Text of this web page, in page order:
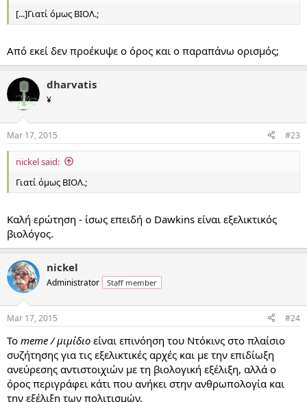
[...]Γιατί όμως ΒΙΟΛ.;
Από εκεί δεν προέκυψε ο όρος και ο παραπάνω ορισμός;
dharvatis
¥
Mar 17, 2015 #23
nickel said:
Γιατί όμως ΒΙΟΛ.;
Καλή ερώτηση - ίσως επειδή ο Dawkins είναι εξελικτικός
βιολόγος.
nickel
Administrator Staff member
Mar 17, 2015 #24
Το meme / μιμίδιο είναι επινόηση του Ντόκινς στο πλαίσιο
συζήτησης για τις εξελικτικές αρχές και με την επιδίωξη
ανεύρεσης αντιστοιχιών με τη βιολογική εξέλιξη, αλλά ο
όρος περιγράφει κάτι που ανήκει στην ανθρωπολογία και
την εξέλιξη των πολιτισμών.